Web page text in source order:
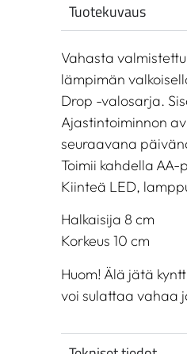
Tuotekuvaus
Vahasta
lämpimän
Drop -valosarja.
Ajastintoiminnon
seuraavana
Toimii kahdella
Kiinteä LED,
Halkaisija 8 cm
Korkeus 10 cm
Huom! Älä jätä
voi sulattaa vahaa